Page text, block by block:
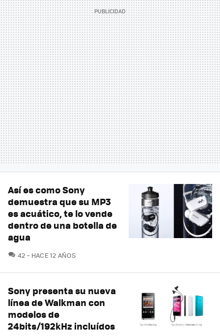
Así es como Sony
demuestra que su MP3
es acuático, te lo vende
dentro de una botella de
agua
42 COMENTARIOS
HACE 12 AÑOS
Sony presenta su nueva
línea de Walkman con
modelos de
24bits/192kHz incluídos